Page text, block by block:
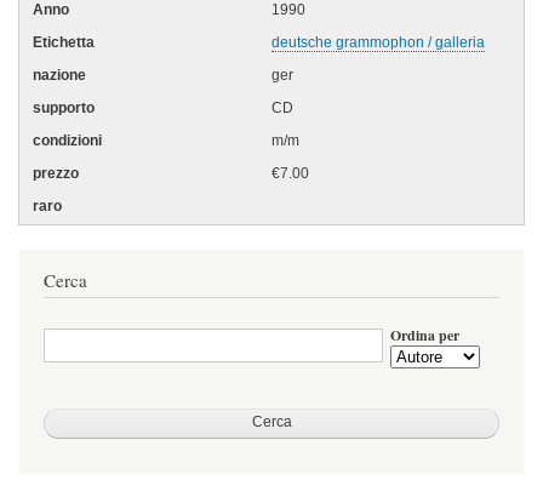
1990
deutsche grammophon / galleria
ger
CD
m/m
€7.00
Cerca
Ordina per